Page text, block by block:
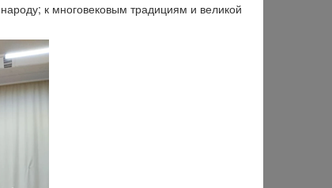
к многовековым традициям и великой